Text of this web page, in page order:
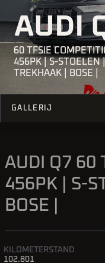
AUDI
60 TFSIE
456PK | S-STOELEN |
TREKHAAK | BOSE |
GALLERIJ
AUDI Q7 60
456PK | S-
BOSE |
KILOMETERSTAND
102.801